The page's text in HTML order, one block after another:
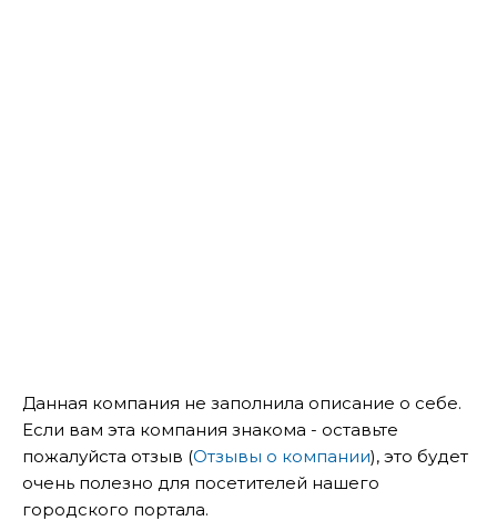
Данная компания не заполнила описание о себе.
Если вам эта компания знакома - оставьте
пожалуйста отзыв (Отзывы о компании), это будет
очень полезно для посетителей нашего
городского портала.